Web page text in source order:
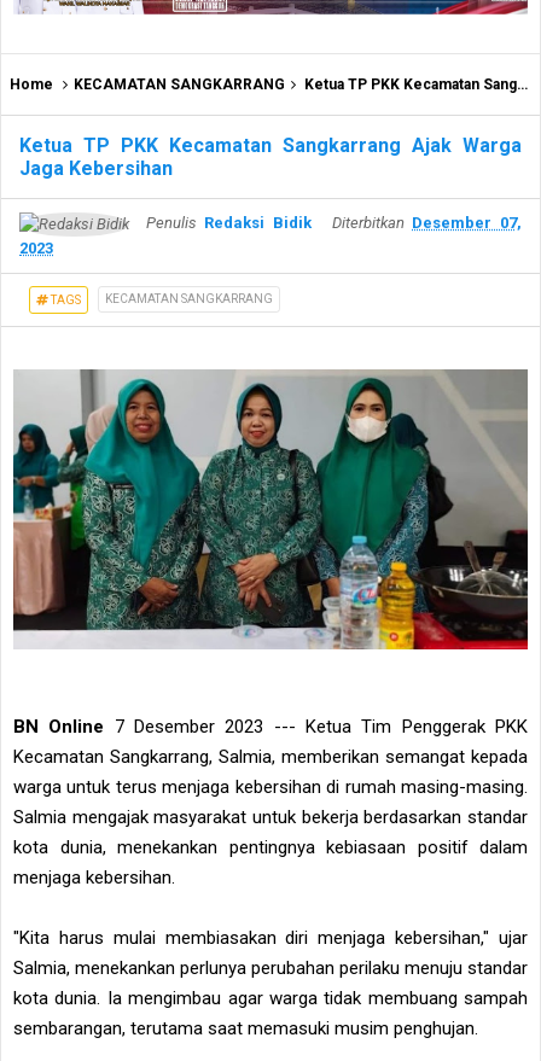
Home KECAMATAN SANGKARRANG Ketua TP PKK Kecamatan Sangkarrang Ajak Warga Jaga Kebersihan
Ketua TP PKK Kecamatan Sangkarrang Ajak Warga
Jaga Kebersihan
Penulis Redaksi Bidik Diterbitkan Desember 07,
2023
TAGS KECAMATAN SANGKARRANG
BN Online 7 Desember 2023 --- Ketua Tim Penggerak PKK
Kecamatan Sangkarrang, Salmia, memberikan semangat kepada
warga untuk terus menjaga kebersihan di rumah masing-masing.
Salmia mengajak masyarakat untuk bekerja berdasarkan standar
kota dunia, menekankan pentingnya kebiasaan positif dalam
menjaga kebersihan.
"Kita harus mulai membiasakan diri menjaga kebersihan," ujar
Salmia, menekankan perlunya perubahan perilaku menuju standar
kota dunia. Ia mengimbau agar warga tidak membuang sampah
sembarangan, terutama saat memasuki musim penghujan.